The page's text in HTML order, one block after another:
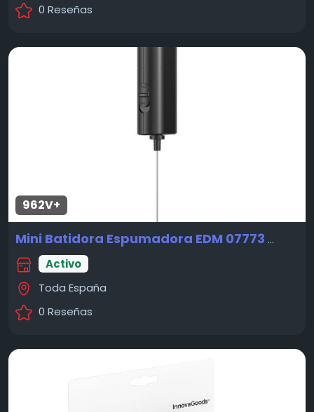
0 Reseñas
962V+
Mini Batidora Espumadora EDM 07773 Nuevo
Activo
Toda España
0 Reseñas